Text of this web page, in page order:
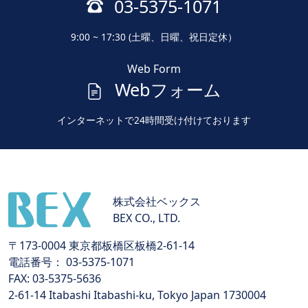
03-5375-1071
9:00 ~ 17:30 (土曜、日曜、祝日定休）
Web Form
Webフォーム
インターネットで24時間受け付けております
株式会社ベックス
BEX CO., LTD.
〒173-0004 東京都板橋区板橋2-61-14
電話番号： 03-5375-1071
FAX: 03-5375-5636
2-61-14 Itabashi Itabashi-ku, Tokyo Japan 1730004